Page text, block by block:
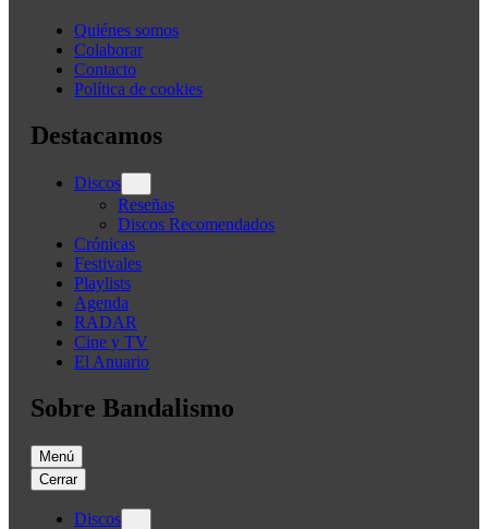
Quiénes somos
Colaborar
Contacto
Política de cookies
Destacamos
Discos
Reseñas
Discos Recomendados
Crónicas
Festivales
Playlists
Agenda
RADAR
Cine y TV
El Anuario
Sobre Bandalismo
Menú
Cerrar
Discos